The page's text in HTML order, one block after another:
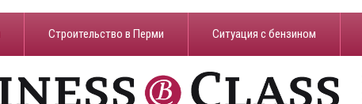
Строительство в Перми ​Ситуация с бензином